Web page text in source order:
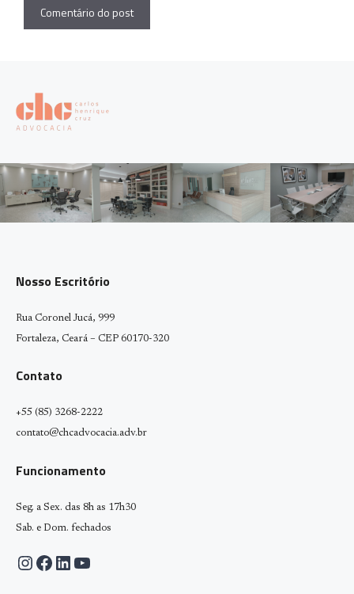
Nosso Escritório
Rua Coronel Jucá, 999
Fortaleza, Ceará – CEP 60170-320
Contato
+55 (85) 3268-2222
contato@chcadvocacia.adv.br
Funcionamento
Seg. a Sex. das 8h as 17h30
Sab. e Dom. fechados
Instagram
Facebook
LinkedIn
Youtube